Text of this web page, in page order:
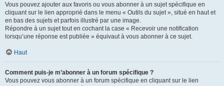
Vous pouvez ajouter aux favoris ou vous abonner à un sujet spécifique en
cliquant sur le lien approprié dans le menu « Outils du sujet », situé en haut et
en bas des sujets et parfois illustré par une image.
Répondre à un sujet tout en cochant la case « Recevoir une notification
lorsqu’une réponse est publiée » équivaut à vous abonner à ce sujet.
Haut
Comment puis-je m’abonner à un forum spécifique ?
Vous pouvez vous abonner à un forum spécifique en cliquant sur le lien